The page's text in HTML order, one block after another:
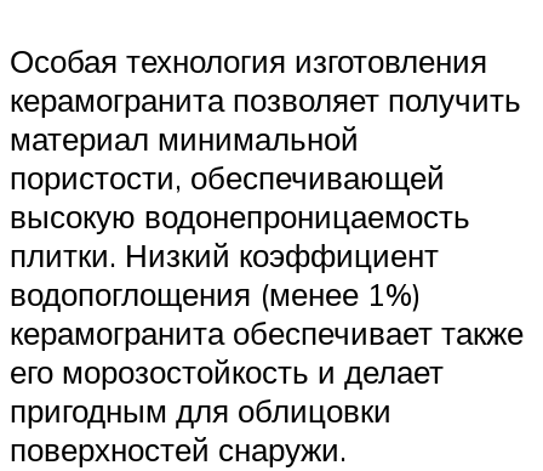
Особая технология изготовления
керамогранита позволяет получить
материал минимальной
пористости, обеспечивающей
высокую водонепроницаемость
плитки. Низкий коэффициент
водопоглощения (менее 1%)
керамогранита обеспечивает также
его морозостойкость и делает
пригодным для облицовки
поверхностей снаружи.